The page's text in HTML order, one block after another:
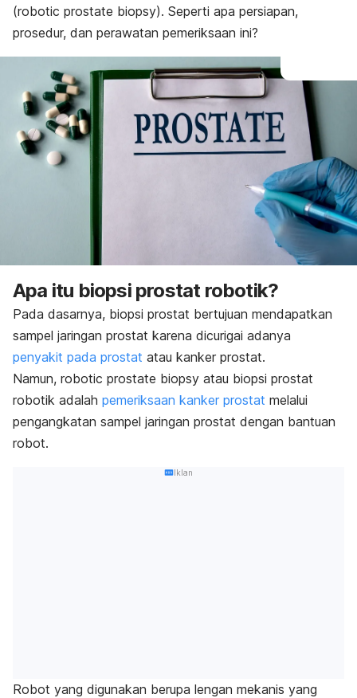
(robotic prostate biopsy). Seperti apa persiapan,
prosedur, dan perawatan pemeriksaan ini?
Apa itu biopsi prostat robotik?
Pada dasarnya, biopsi prostat bertujuan mendapatkan
sampel jaringan prostat karena dicurigai adanya
penyakit pada prostat atau kanker prostat.
Namun, robotic prostate biopsy atau biopsi prostat
robotik adalah pemeriksaan kanker prostat melalui
pengangkatan sampel jaringan prostat dengan bantuan
robot.
Iklan
Robot yang digunakan berupa lengan mekanis yang